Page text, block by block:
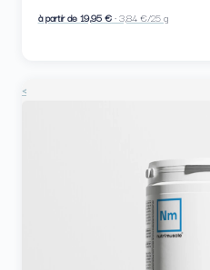
à partir de 19,95 €· 3,84 €/25 g
<